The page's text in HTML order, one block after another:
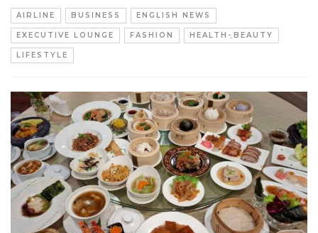
AIRLINE BUSINESS ENGLISH NEWS
EXECUTIVE LOUNGE FASHION HEALTH-ฺBEAUTY
LIFESTYLE